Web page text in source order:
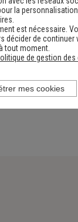
la
est nécessaire.
décider de continuer
tout moment.
de gestion des
mes cookies